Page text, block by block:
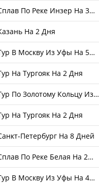
По Реке Инзер На 3…
На 2 Дня
В Москву Из Уфы На 5…
На Тургояк На 2 Дня
По Золотому Кольцу Из…
На Тургояк На 2 Дня
Петербург На 8 Дней
По Реке Белая На 2…
В Москву Из Уфы На 4…